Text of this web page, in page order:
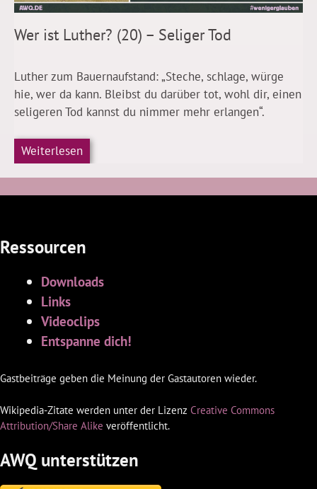
Wer ist Luther? (20) – Seliger Tod
Luther zum Bauernaufstand: „Steche, schlage, würge
hie, wer da kann. Bleibst du darüber tot, wohl dir, einen
seligeren Tod kannst du nimmer mehr erlangen“.
Weiterlesen
Ressourcen
Downloads
Links
Videoclips
Entspanne dich!
Gastbeiträge geben die Meinung der Gastautoren wieder.
Wikipedia-Zitate werden unter der Lizenz Creative Commons
Attribution/Share Alike veröffentlicht.
AWQ unterstützen